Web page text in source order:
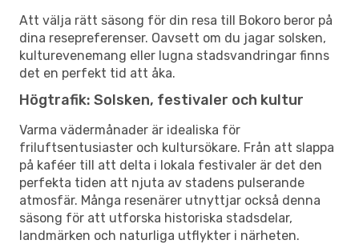
Att välja rätt säsong för din resa till Bokoro beror på
dina resepreferenser. Oavsett om du jagar solsken,
kulturevenemang eller lugna stadsvandringar finns
det en perfekt tid att åka.
Högtrafik: Solsken, festivaler och kultur
Varma vädermånader är idealiska för
friluftsentusiaster och kultursökare. Från att slappa
på kaféer till att delta i lokala festivaler är det den
perfekta tiden att njuta av stadens pulserande
atmosfär. Många resenärer utnyttjar också denna
säsong för att utforska historiska stadsdelar,
landmärken och naturliga utflykter i närheten.